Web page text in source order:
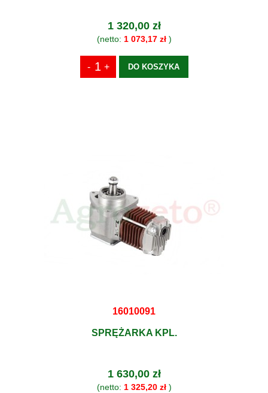
1 320,00 zł
(netto: 1 073,17 zł)
DO KOSZYKA
16010091
SPRĘŻARKA KPL.
1 630,00 zł
(netto: 1 325,20 zł)